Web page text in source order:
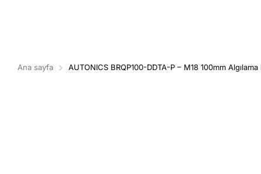
Ana sayfa AUTONICS BRQP100-DDTA-P – M18 100mm